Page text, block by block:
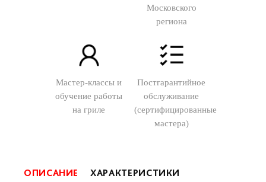
Московского
региона
Мастер-классы и
обучение работы
на гриле
Постгарантийное
обслуживание
(сертифицированные
мастера)
ОПИСАНИЕ ХАРАКТЕРИСТИКИ